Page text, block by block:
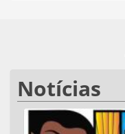
Notícias